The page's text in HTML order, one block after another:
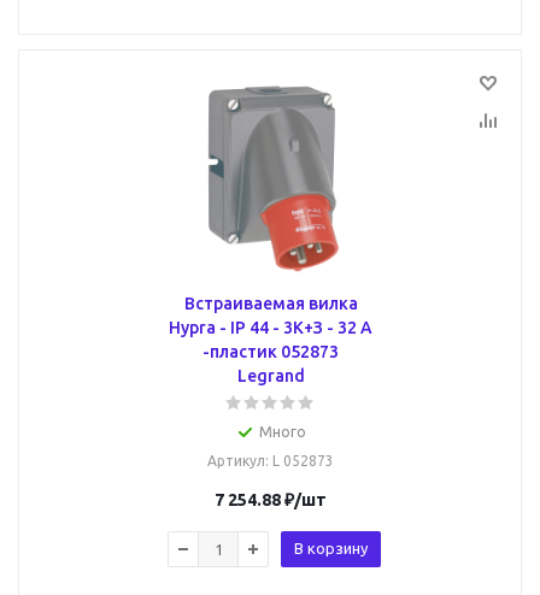
Встраиваемая вилка
Hypra - IP 44 - 3К+З - 32 А
-пластик 052873
Legrand
Много
Артикул: L 052873
7 254.88₽/шт
В корзину